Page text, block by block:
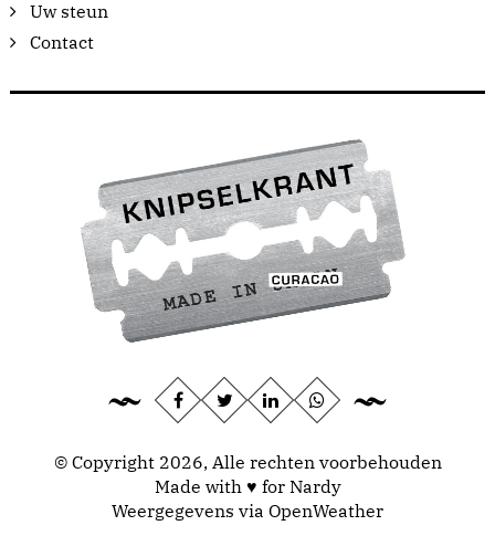
Uw steun
Contact
© Copyright 2026, Alle rechten voorbehouden
Made with ♥ for Nardy
Weergegevens via OpenWeather